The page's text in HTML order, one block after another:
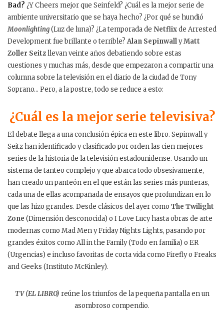
Bad? ¿Y Cheers mejor que Seinfeld? ¿Cuál es la mejor serie de
ambiente universitario que se haya hecho? ¿Por qué se hundió
Moonlighting(Luz de luna)? ¿La temporada de Netflixde Arrested
Development fue brillante o terrible?Alan SepinwallyMatt
Zoller Seitzllevan veinte años debatiendo sobre estas
cuestiones y muchas más, desde que empezaron a compartir una
columna sobre la televisión en el diario de la ciudad de Tony
Soprano… Pero, a la postre, todo se reduce a esto:
¿Cuál es la mejor serie televisiva?
El debate llega a una conclusión épica en este libro. Sepinwall y
Seitz han identificado y clasificado por orden las cien mejores
series de la historia de la televisión estadounidense. Usando un
sistema de tanteo complejo y que abarca todo obsesivamente,
han creado un panteón en el que están las series más punteras,
cada una de ellas acompañada de ensayos que profundizan en lo
que las hizo grandes. Desde clásicos del ayer como The Twilight
Zone (Dimensión desconocida) o I Love Lucy hasta obras de arte
modernas como Mad Men y Friday Nights Lights, pasando por
grandes éxitos como All in the Family (Todo en familia) o ER
(Urgencias) e incluso favoritas de corta vida como Firefly o Freaks
and Geeks (Instituto McKinley).
TV (EL LIBRO) reúne los triunfos de la pequeña pantalla en un
asombroso compendio.